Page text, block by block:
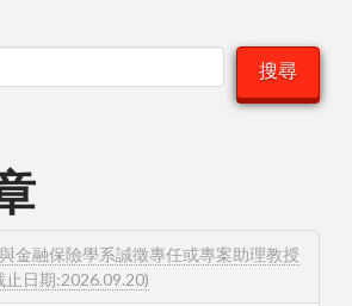
搜尋
金融保險學系誠徵專任或專案助理教授
止日期:2026.09.20)